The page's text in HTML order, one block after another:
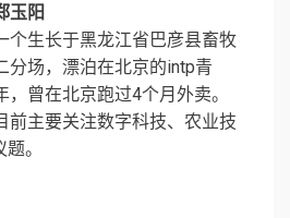
玉阳
个生长于黑龙江省巴彦县畜牧
分场，漂泊在北京的intp青
，曾在北京跑过4个月外卖。
前主要关注数字科技、农业技
。